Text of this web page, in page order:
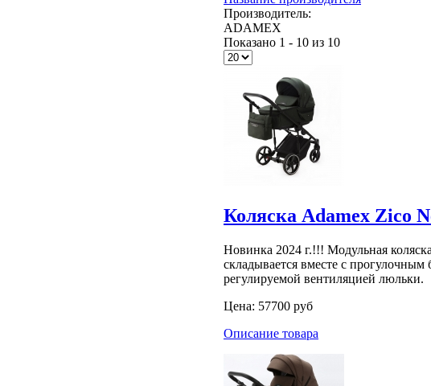
Производитель:
ADAMEX
Показано 1 - 10 из 10
Коляска Adamex Zico
Новинка 2024 г.!!! Модульная
складывается вместе с
регулируемой вентиляцией люльки.
Цена: 57700 руб
Описание товара